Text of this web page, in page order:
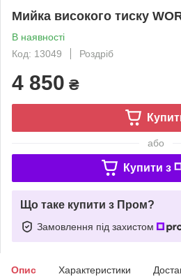
Мийка високого тиску
В наявності
Код: 13049
Роздріб
4 850 ₴
або
Купити з
Що таке купити з Пром?
Замовлення під захистом
Опис Характеристики